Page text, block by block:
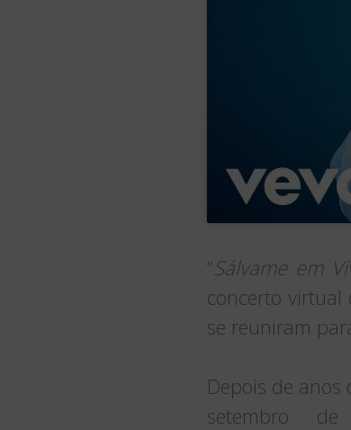
“Sálvame em
concerto
se reuniram
Depois de
setembro